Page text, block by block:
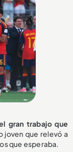
gran trabajo que
joven que relevó a
que esperaba.